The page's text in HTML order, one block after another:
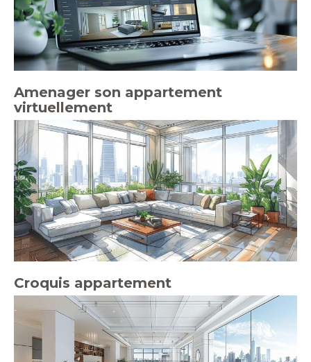
Amenager son appartement
virtuellement
Croquis appartement